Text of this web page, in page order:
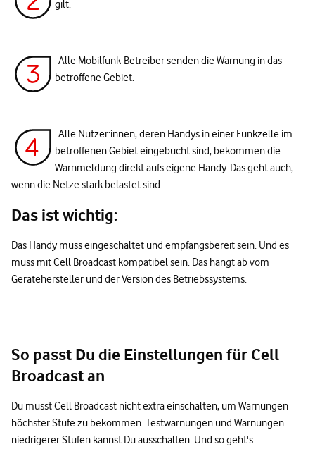
gilt.
Alle Mobilfunk-Betreiber senden die Warnung in das
betroffene Gebiet.
Alle Nutzer:innen, deren Handys in einer Funkzelle im
betroffenen Gebiet eingebucht sind, bekommen die
Warnmeldung direkt aufs eigene Handy. Das geht auch,
wenn die Netze stark belastet sind.
Das ist wichtig:
Das Handy muss eingeschaltet und empfangsbereit sein. Und es
muss mit Cell Broadcast kompatibel sein. Das hängt ab vom
Gerätehersteller und der Version des Betriebssystems.
So passt Du die Einstellungen für Cell
Broadcast an
Du musst Cell Broadcast nicht extra einschalten, um Warnungen
höchster Stufe zu bekommen. Testwarnungen und Warnungen
niedrigerer Stufen kannst Du ausschalten. Und so geht's: